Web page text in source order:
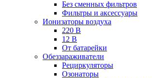
Без сменных фильтров
Фильтры и аксессуары
Ионизаторы воздуха
220 В
12 В
От батарейки
Обеззараживатели
Рециркуляторы
Озонаторы